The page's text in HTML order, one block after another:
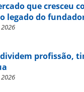
que cresceu
legado do
profissão,